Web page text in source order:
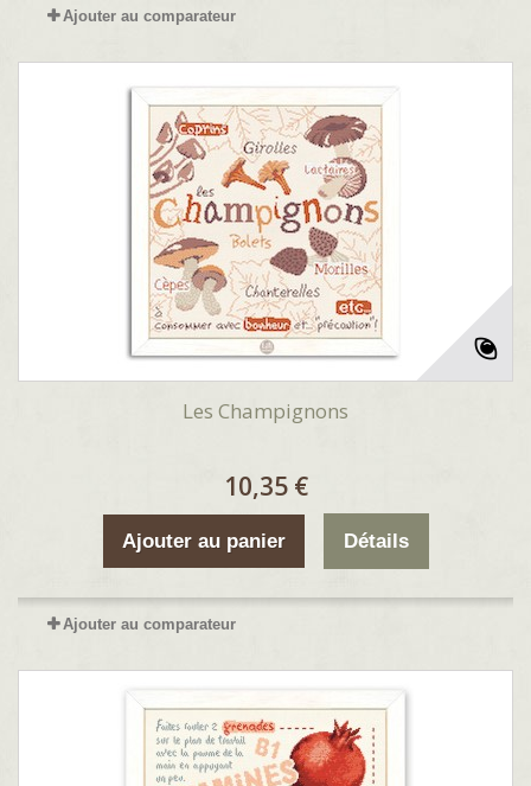
Ajouter au comparateur
Les Champignons
10,35 €
Ajouter au panier Détails
Ajouter au comparateur